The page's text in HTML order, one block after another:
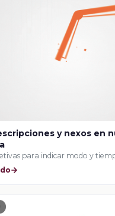
y nexos en
para indicar modo y